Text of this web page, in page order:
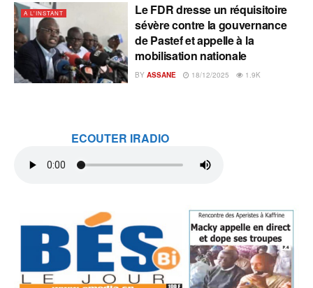
A L'INSTANT
Le FDR dresse un réquisitoire
sévère contre la gouvernance
de Pastef et appelle à la
mobilisation nationale
BY ASSANE 18/12/2025 1.9K
ECOUTER IRADIO